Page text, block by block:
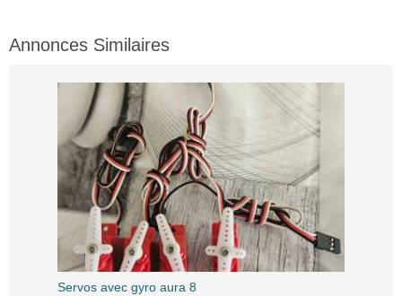
Annonces Similaires
Servos avec gyro aura 8